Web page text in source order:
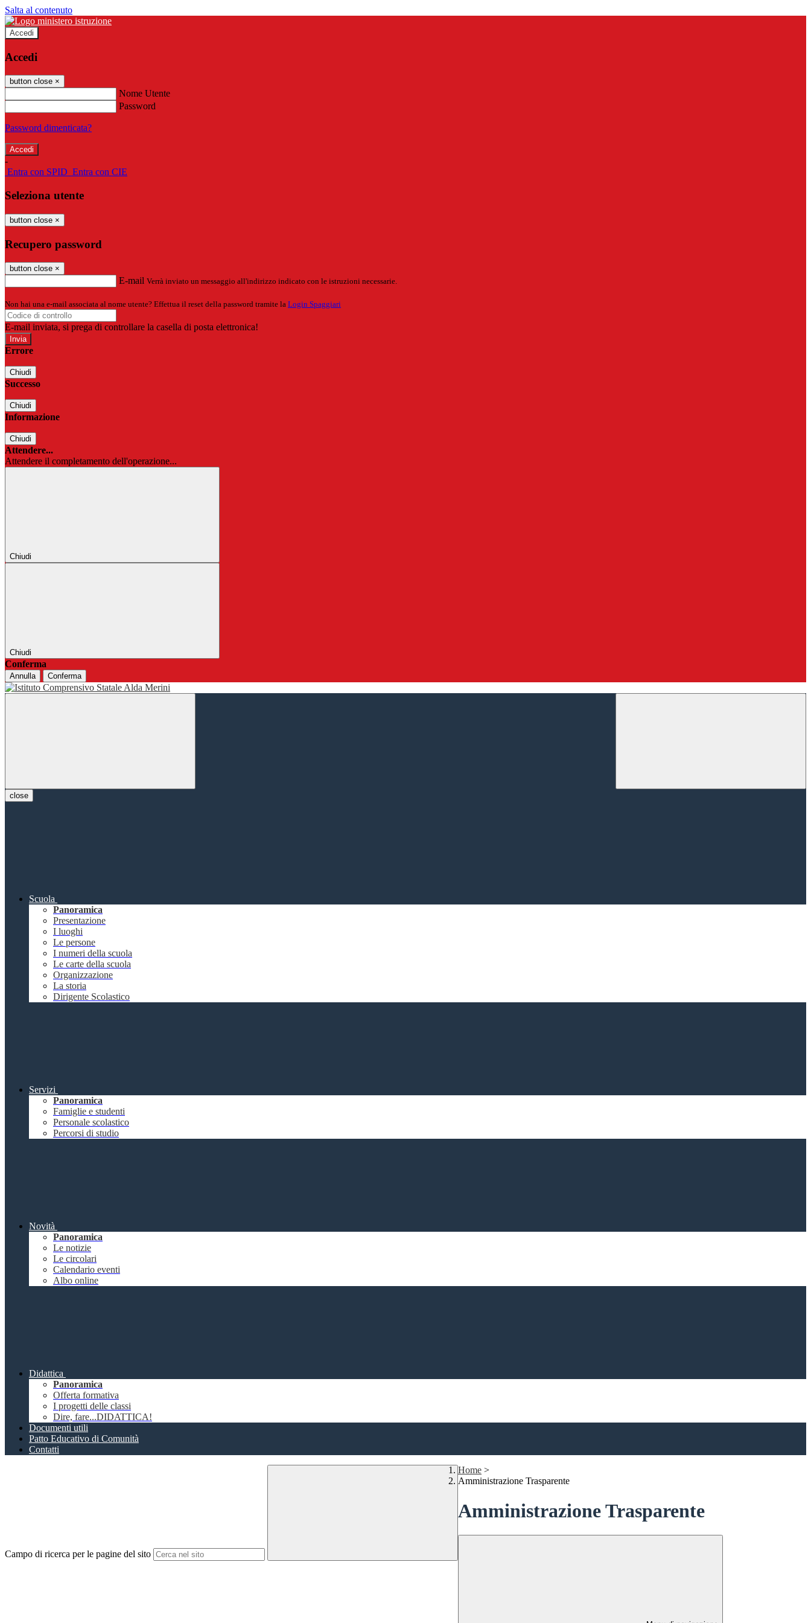
Salta al contenuto
Accedi
Accedi
button close ×
Nome Utente
Password
Password dimenticata?
-
Entra con SPID Entra con CIE
Seleziona utente
button close ×
Recupero password
button close ×
E-mail Verrà inviato un messaggio all'indirizzo indicato con le istruzioni necessarie.
Non hai una e-mail associata al nome utente? Effettua il reset della password tramite la Login Spaggiari
E-mail inviata, si prega di controllare la casella di posta elettronica!
Errore
Chiudi
Successo
Chiudi
Informazione
Chiudi
Attendere...
Attendere il completamento dell'operazione...
Chiudi
Chiudi
Conferma
Annulla Conferma
close
Scuola
Panoramica
Presentazione
I luoghi
Le persone
I numeri della scuola
Le carte della scuola
Organizzazione
La storia
Dirigente Scolastico
Servizi
Panoramica
Famiglie e studenti
Personale scolastico
Percorsi di studio
Novità
Panoramica
Le notizie
Le circolari
Calendario eventi
Albo online
Didattica
Panoramica
Offerta formativa
I progetti delle classi
Dire, fare...DIDATTICA!
Documenti utili
Patto Educativo di Comunità
Contatti
Campo di ricerca per le pagine del sito
Home >
Amministrazione Trasparente
Amministrazione Trasparente